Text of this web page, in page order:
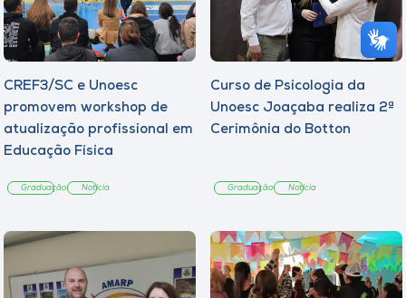
CREF3/SC e Unoesc
promovem workshop de
atualização profissional em
Educação Física
Graduação Notícia
Curso de Psicologia da
Unoesc Joaçaba realiza 2ª
Cerimônia do Botton
Graduação Notícia